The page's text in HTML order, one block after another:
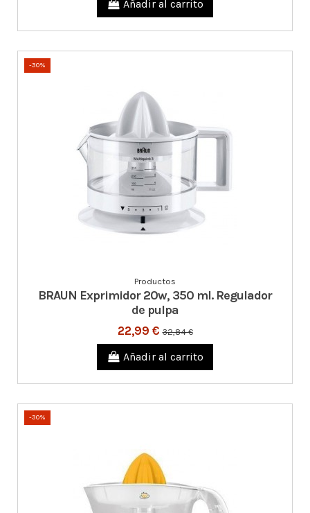
Añadir al carrito
-30%
Productos
BRAUN Exprimidor 20w, 350 ml. Regulador
de pulpa
22,99 €32,84 €
Añadir al carrito
-30%